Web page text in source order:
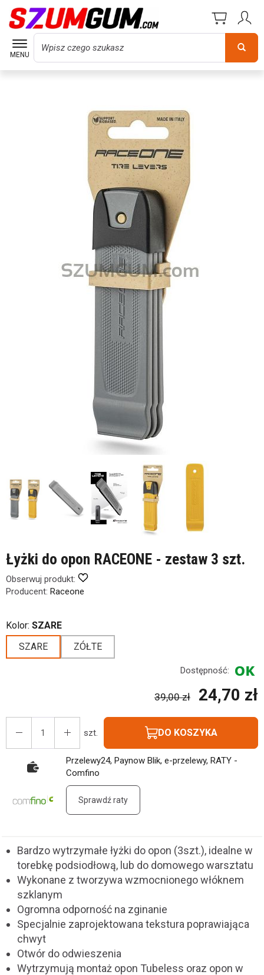
MENU
Wyszukaj
Łyżki do opon RACEONE - zestaw 3 szt.
Obserwuj produkt:
Producent: Raceone
Kolor: SZARE
SZARE
ZÓŁTE
Dostępność:
39,00 zł 24,70 zł
szt. DO KOSZYKA
Przelewy24, Paynow Blik, e-przelewy, RATY -
Comfino
Sprawdź raty
Bardzo wytrzymałe łyżki do opon (3szt.), idealne w
torebkę podsiodłową, lub do domowego warsztatu
Wykonane z tworzywa wzmocnionego włóknem
szklanym
Ogromna odporność na zginanie
Specjalnie zaprojektowana tekstura poprawiająca
chwyt
Otwór do odwieszenia
Wytrzymują montaż opon Tubeless oraz opon w